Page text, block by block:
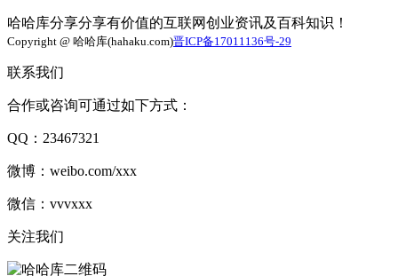
哈哈库分享分享有价值的互联网创业资讯及百科知识！
Copyright @ 哈哈库(hahaku.com)晋ICP备17011136号-29
联系我们
合作或咨询可通过如下方式：
QQ：23467321
微博：weibo.com/xxx
微信：vvvxxx
关注我们